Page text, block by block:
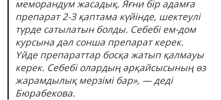
меморандум жасадық. Яғни бір адамға
препарат 2-3 қаптама күйінде, шектеулі
түрде сатылатын болды. Себебі ем-дом
курсына дәл сонша препарат керек.
Үйде препараттар босқа жатып қалмауы
керек. Себебі олардың әрқайсысының өз
жарамдылық мерзімі бар», — деді
Бюрабекова.